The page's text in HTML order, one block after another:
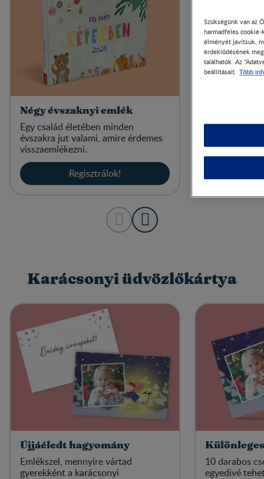
Négy évszaknyi emlék
Egy család életében minden
évszakra jut valami, amire érdemes
visszaemlékezni.
Regisztrálok!
Nem is
kiválogatni a
Karácsonyi üdvözlőkártya
Újjáéledt hagyomány
Emlékszel, mennyire vártad
gyerekként a karácsonyi
10 darabos
egyedivé
Szükségünk van az
harmadfeles cookie-
élményét javítsuk,
érdeklődésének
találhatók. Az
beállításait. Több